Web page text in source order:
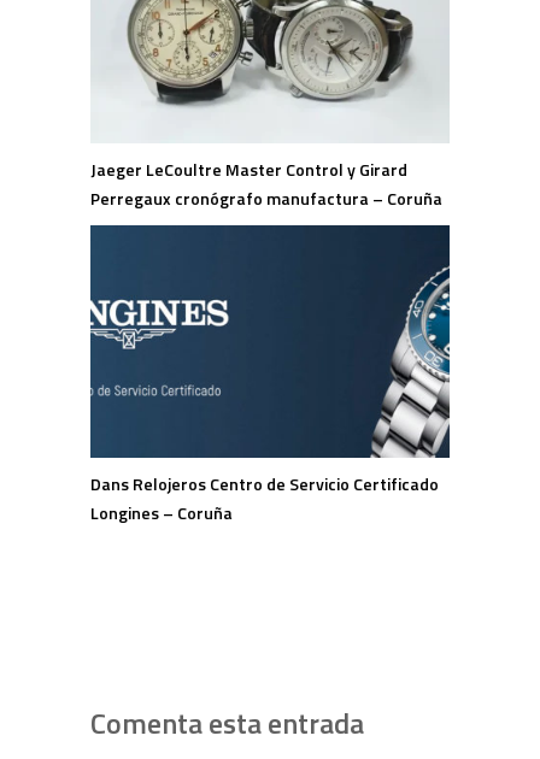
Jaeger LeCoultre Master Control y Girard
Perregaux cronógrafo manufactura – Coruña
Dans Relojeros Centro de Servicio Certificado
Longines – Coruña
Comenta esta entrada